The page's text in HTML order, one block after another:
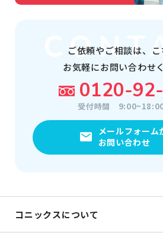
ご依頼やご相談は、
お気軽にお問い合わせ
0120-
受付時間
メールフォーム
お問い合わせ
コニックスについて